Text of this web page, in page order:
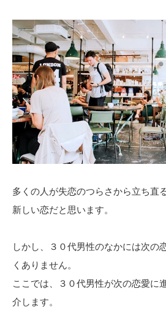
多くの人が失恋のつらさから立ち直
新しい恋だと思います。
しかし、３０代男性のなかには次の
くありません。
ここでは、３０代男性が次の恋愛に
介します。